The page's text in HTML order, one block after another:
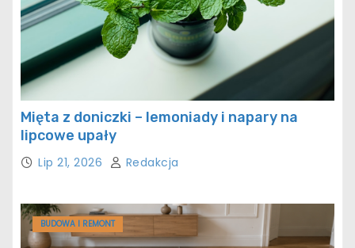
Mięta z doniczki – lemoniady i napary na
lipcowe upały
Lip 21, 2026 Redakcja
BUDOWA I REMONT